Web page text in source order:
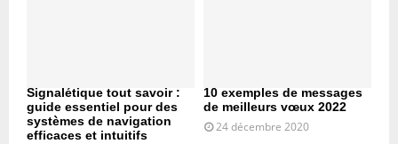
Signalétique tout savoir :
guide essentiel pour des
systèmes de navigation
efficaces et intuitifs
10 exemples de messages
de meilleurs vœux 2022
24 décembre 2020